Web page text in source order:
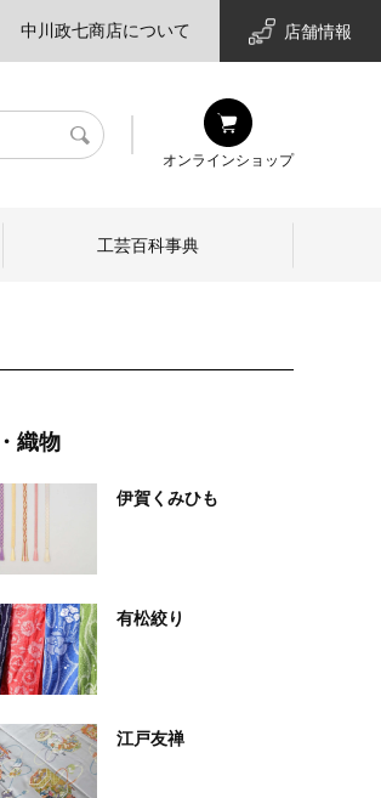
中川政七商店について 店舗情報
検
オンラインショップ
工芸百科事典
織物
伊賀くみひも
有松絞り
江戸友禅